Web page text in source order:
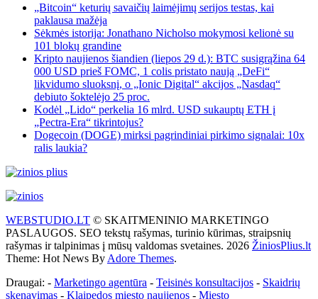
„Bitcoin“ keturių savaičių laimėjimų serijos testas, kai
paklausa mažėja
Sėkmės istorija: Jonathano Nicholso mokymosi kelionė su
101 blokų grandine
Kripto naujienos šiandien (liepos 29 d.): BTC susigrąžina 64
000 USD prieš FOMC, 1 colis pristato naują „DeFi“
likvidumo sluoksnį, o „Ionic Digital“ akcijos „Nasdaq“
debiuto šoktelėjo 25 proc.
Kodėl „Lido“ perkelia 16 mlrd. USD sukauptų ETH į
„Pectra-Era“ tikrintojus?
Dogecoin (DOGE) mirksi pagrindiniai pirkimo signalai: 10x
ralis laukia?
WEBSTUDIO.LT © SKAITMENINIO MARKETINGO
PASLAUGOS. SEO tekstų rašymas, turinio kūrimas, straipsnių
rašymas ir talpinimas į mūsų valdomas svetaines. 2026 ŽiniosPlius.lt
Theme: Hot News By Adore Themes.
Draugai: - Marketingo agentūra - Teisinės konsultacijos - Skaidrių
skenavimas - Klaipedos miesto naujienos - Miesto